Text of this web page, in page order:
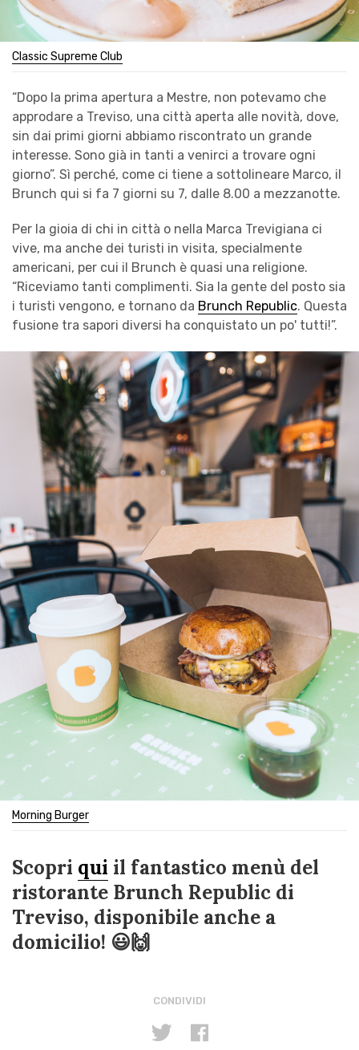
Classic Supreme Club
“Dopo la prima apertura a Mestre, non potevamo che
approdare a Treviso, una città aperta alle novità, dove,
sin dai primi giorni abbiamo riscontrato un grande
interesse. Sono già in tanti a venirci a trovare ogni
giorno”. Sì perché, come ci tiene a sottolineare Marco, il
Brunch qui si fa 7 giorni su 7, dalle 8.00 a mezzanotte.
Per la gioia di chi in città o nella Marca Trevigiana ci
vive, ma anche dei turisti in visita, specialmente
americani, per cui il Brunch è quasi una religione.
“Riceviamo tanti complimenti. Sia la gente del posto sia
i turisti vengono, e tornano da Brunch Republic. Questa
fusione tra sapori diversi ha conquistato un po' tutti!”.
Morning Burger
Scopri qui il fantastico menù del
ristorante Brunch Republic di
Treviso, disponibile anche a
domicilio! 😃🙌
CONDIVIDI